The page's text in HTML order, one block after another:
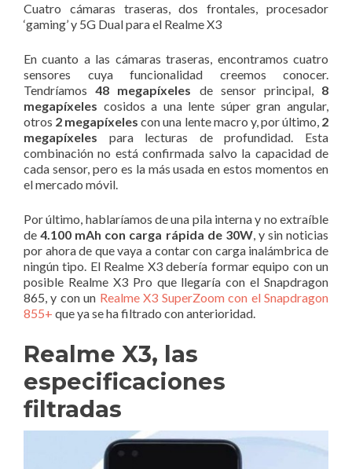
Cuatro cámaras traseras, dos frontales, procesador
‘gaming’ y 5G Dual para el Realme X3
En cuanto a las cámaras traseras, encontramos cuatro
sensores cuya funcionalidad creemos conocer.
Tendríamos48 megapíxeles de sensor principal, 8
megapíxeles cosidos a una lente súper gran angular,
otros 2 megapíxeles con una lente macro y, por último, 2
megapíxeles para lecturas de profundidad. Esta
combinación no está confirmada salvo la capacidad de
cada sensor, pero es la más usada en estos momentos en
el mercado móvil.
Por último, hablaríamos de una pila interna y no extraíble
de4.100 mAh con carga rápida de 30W, y sin noticias
por ahora de que vaya a contar con carga inalámbrica de
ningún tipo. El Realme X3 debería formar equipo con un
posible Realme X3 Pro que llegaría con el Snapdragon
865, y con un Realme X3 SuperZoom con el Snapdragon
855+ que ya se ha filtrado con anterioridad.
Realme X3, las
especificaciones
filtradas